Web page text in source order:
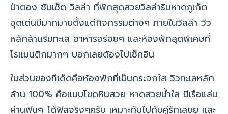
ป่าตอง ซันเซ็ต วิลล่า ที่พักสุดสวยวิลล่าริมหาดภูเก็ต
จุดเด่นมีมากมายตั้งแต่กิจกรรมต่างๆ ภายในวิลล่า วิว
หลักล้านริมทะเล อาหารอร่อยๆ และห้องพักสุดพิเศษที่
โรแมนติกมากๆ บอกเลยต้องไปเช็คอิน
ในส่วนของทีเด็ดคือห้องพักที่เป็นกระจกใส วิวทะเลหลัก
ล้าน 100% คือแบบโขดหินสวย หาดสวยน้ำใส มีเรือแล่น
ผ่านฟินๆ ได้ฟิลจริงๆครับ เหมาะกับไปกับคู่รักเลยย และ